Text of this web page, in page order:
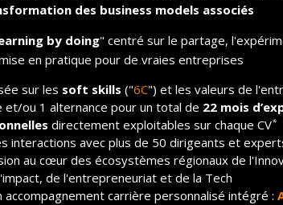
des business models associés
by doing" centré sur le partage,
en pratique pour de vraies entreprises
sur les soft skills ("6C") et les valeurs de
et/ou 1 alternance pour un total de 22 mois
directement exploitables sur chaque CV*
interactions avec plus de 50 dirigeants et
au cœur des écosystèmes régionaux de
de l'entrepreneuriat et de la Tech
accompagnement carrière personnalisé intégré :